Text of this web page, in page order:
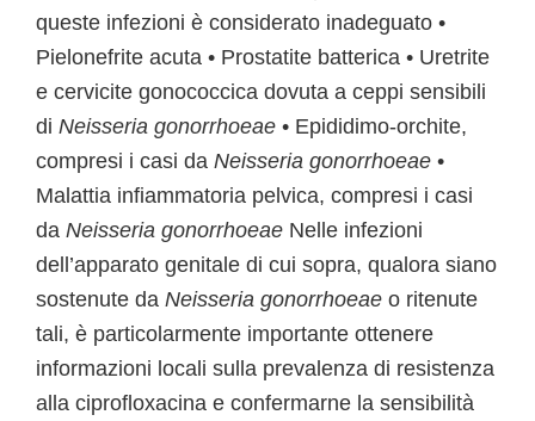
queste infezioni è considerato inadeguato •
Pielonefrite acuta • Prostatite batterica • Uretrite
e cervicite gonococcica dovuta a ceppi sensibili
di Neisseria gonorrhoeae • Epididimo-orchite,
compresi i casi da Neisseria gonorrhoeae •
Malattia infiammatoria pelvica, compresi i casi
da Neisseria gonorrhoeae Nelle infezioni
dell’apparato genitale di cui sopra, qualora siano
sostenute da Neisseria gonorrhoeae o ritenute
tali, è particolarmente importante ottenere
informazioni locali sulla prevalenza di resistenza
alla ciprofloxacina e confermarne la sensibilità